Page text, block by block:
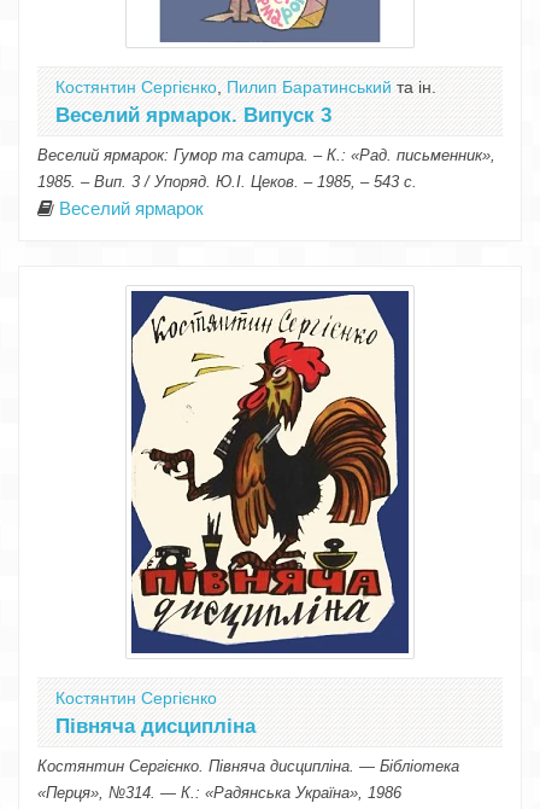
Костянтин Сергієнко Пилип Баратинський та ін.
Веселий ярмарок. Випуск 3
Веселий ярмарок: Гумор та сатира. – К.: «Рад. письменник»,
1985. – Вип. 3 / Упоряд. Ю.І. Цеков. – 1985, – 543 с.
Веселий ярмарок
Костянтин Сергієнко
Півняча дисципліна
Костянтин Сергієнко. Півняча дисципліна. — Бібліотека
«Перця», №314. — К.: «Радянська Україна», 1986